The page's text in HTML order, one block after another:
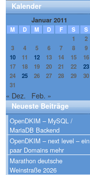
Kalender
Januar 2011
M D M D F S
S
1
2
3
4 5 6 7 8
9
10
11 12 13 14 15
16
17
18 19 20 21 22
23
24
25 26 27 28 29
30
31
« Dez. Feb. »
Neueste Beiträge
OpenDKIM – MySQL /
MariaDB Backend
OpenDKIM – next level – ein
paar Domains mehr
Marathon deutsche
Weinstraße 2026